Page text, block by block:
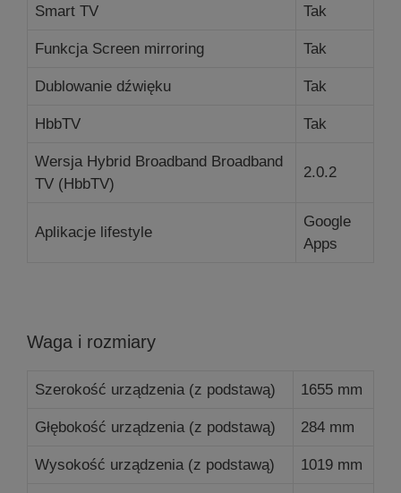
Smart TV Tak
Funkcja Screen mirroring Tak
Dublowanie dźwięku Tak
HbbTV Tak
Wersja Hybrid Broadband Broadband
TV (HbbTV)
2.0.2
Aplikacje lifestyle
Google
Apps
Waga i rozmiary
Szerokość urządzenia (z podstawą) 1655 mm
Głębokość urządzenia (z podstawą) 284 mm
Wysokość urządzenia (z podstawą) 1019 mm